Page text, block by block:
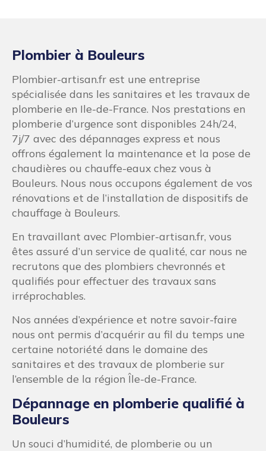
Plombier à Bouleurs
Plombier-artisan.fr est une entreprise
spécialisée dans les sanitaires et les travaux de
plomberie en Ile-de-France. Nos prestations en
plomberie d’urgence sont disponibles 24h/24,
7j/7 avec des dépannages express et nous
offrons également la maintenance et la pose de
chaudières ou chauffe-eaux chez vous à
Bouleurs. Nous nous occupons également de vos
rénovations et de l’installation de dispositifs de
chauffage à Bouleurs.
En travaillant avec Plombier-artisan.fr, vous
êtes assuré d’un service de qualité, car nous ne
recrutons que des plombiers chevronnés et
qualifiés pour effectuer des travaux sans
irréprochables.
Nos années d’expérience et notre savoir-faire
nous ont permis d’acquérir au fil du temps une
certaine notoriété dans le domaine des
sanitaires et des travaux de plomberie sur
l’ensemble de la région Île-de-France.
Dépannage en plomberie qualifié à
Bouleurs
Un souci d’humidité, de plomberie ou un